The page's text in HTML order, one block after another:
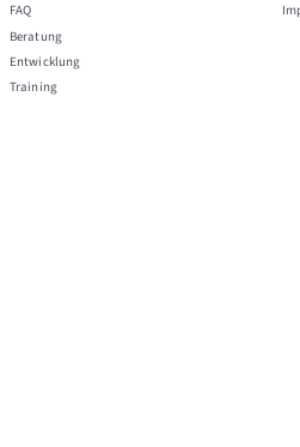
FAQ
Beratung
Entwicklung
Training